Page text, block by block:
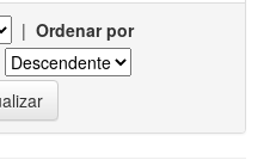
| Ordenar por